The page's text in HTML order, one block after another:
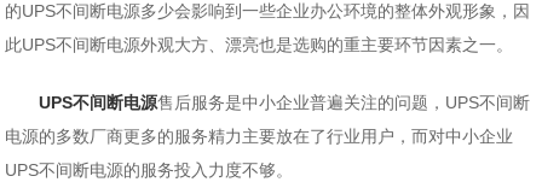
的UPS不间断电源多少会影响到一些企业办公环境的整体外观形象，因
此UPS不间断电源外观大方、漂亮也是选购的重主要环节因素之一。
UPS不间断电源售后服务是中小企业普遍关注的问题，UPS不间断
电源的多数厂商更多的服务精力主要放在了行业用户，而对中小企业
UPS不间断电源的服务投入力度不够。